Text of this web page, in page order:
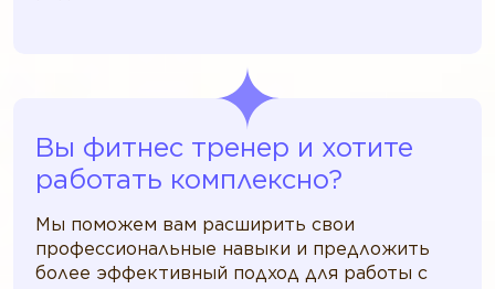
Вы фитнес тренер и хотите
работать комплексно?
Мы поможем вам расширить свои
профессиональные навыки и предложить
более эффективный подход для работы с